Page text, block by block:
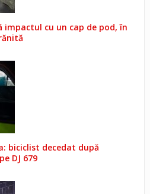
impactul cu un cap de pod, în
biciclist decedat după
DJ 679